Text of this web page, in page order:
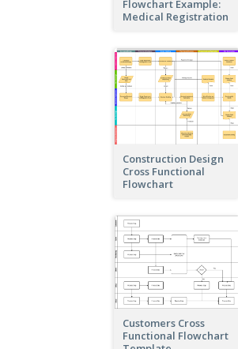
Flowchart Example:
Medical Registration
Construction Design
Cross Functional
Flowchart
Customers Cross
Functional Flowchart